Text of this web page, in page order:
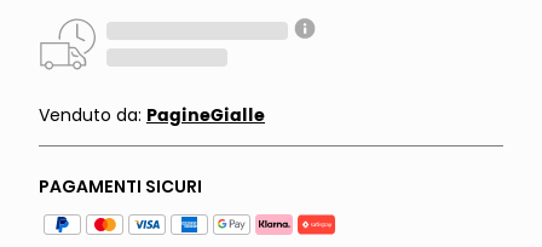
Venduto da: PagineGialle
PAGAMENTI SICURI